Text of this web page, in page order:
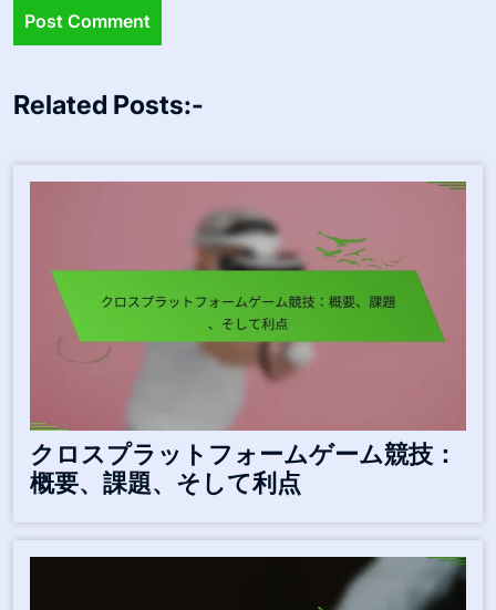
Related Posts:-
クロスプラットフォームゲーム競技：
概要、課題、そして利点